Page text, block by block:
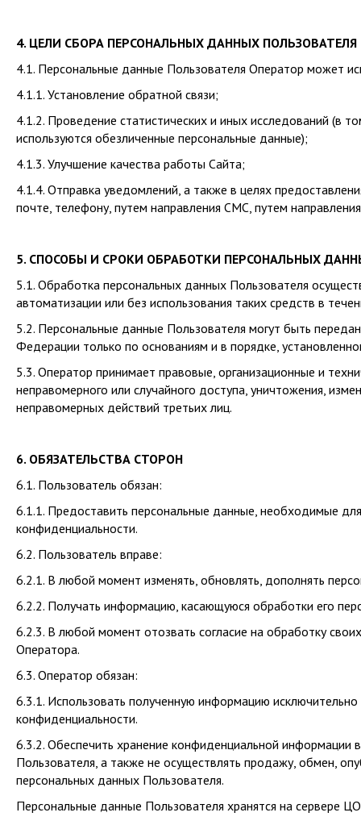
4. ЦЕЛИ СБОРА ПЕРСОНАЛЬНЫХ ДАННЫХ ПОЛЬЗОВАТЕЛЯ
4.1. Персональные данные Пользователя Оператор может
4.1.1. Установление обратной связи;
4.1.2. Проведение статистических и иных исследований (в
используются обезличенные персональные данные);
4.1.3. Улучшение качества работы Сайта;
4.1.4. Отправка уведомлений, а также в целях
почте, телефону, путем направления СМС, путем
5. СПОСОБЫ И СРОКИ ОБРАБОТКИ ПЕРСОНАЛЬНЫХ
5.1. Обработка персональных данных Пользователя
автоматизации или без использования таких средств в
5.2. Персональные данные Пользователя могут быть
Федерации только по основаниям и в порядке,
5.3. Оператор принимает правовые, организационные и
неправомерного или случайного доступа, уничтожения,
неправомерных действий третьих лиц.
6. ОБЯЗАТЕЛЬСТВА СТОРОН
6.1. Пользователь обязан:
6.1.1. Предоставить персональные данные, необходимые
конфиденциальности.
6.2. Пользователь вправе:
6.2.1. В любой момент изменять, обновлять, дополнять
6.2.2. Получать информацию, касающуюся обработки его
6.2.3. В любой момент отозвать согласие на обработку
Оператора.
6.3. Оператор обязан:
6.3.1. Использовать полученную информацию
конфиденциальности.
6.3.2. Обеспечить хранение конфиденциальной информации
Пользователя, а также не осуществлять продажу, обмен,
персональных данных Пользователя.
Персональные данные Пользователя хранятся на сервере